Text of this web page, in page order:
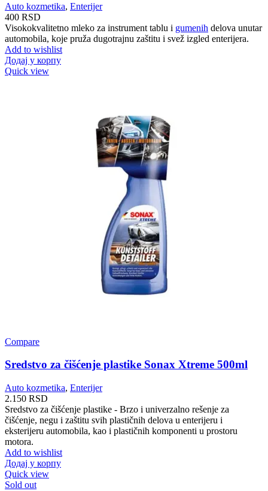
Auto kozmetika, Enterijer
400 RSD
Visokokvalitetno mleko za instrument tablu i gumenih delova unutar
automobila, koje pruža dugotrajnu zaštitu i svež izgled enterijera.
Add to wishlist
Додај у корпу
Quick view
Compare
Sredstvo za čišćenje plastike Sonax Xtreme 500ml
Auto kozmetika, Enterijer
2.150 RSD
Sredstvo za čišćenje plastike - Brzo i univerzalno rešenje za
čišćenje, negu i zaštitu svih plastičnih delova u enterijeru i
eksterijeru automobila, kao i plastičnih komponenti u prostoru
motora.
Add to wishlist
Додај у корпу
Quick view
Sold out